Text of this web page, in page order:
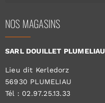
NOS MAGASINS
SARL DOUILLET PLUMELIAU
Lieu dit Kerledorz
56930 PLUMELIAU
Tél : 02.97.25.13.33